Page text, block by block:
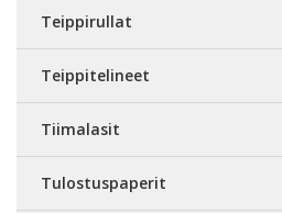
Teippirullat
Teippitelineet
Tiimalasit
Tulostuspaperit